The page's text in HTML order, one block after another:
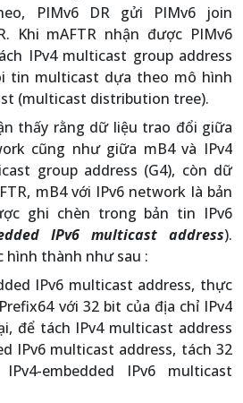
PIMv6 DR gửi PIMv6 join
Khi mAFTR nhận được PIMv6
IPv4 multicast group address
tin multicast dựa theo mô hình
(multicast distribution tree).
thấy rằng dữ liệu trao đổi giữa
cũng như giữa mB4 và IPv4
group address (G4), còn dữ
mB4 với IPv6 network là bản
ghi chèn trong bản tin IPv6
IPv6 multicast address).
hình thành như sau :
IPv6 multicast address, thực
với 32 bit của địa chỉ IPv4
để tách IPv4 multicast address
IPv6 multicast address, tách 32
embedded IPv6 multicast